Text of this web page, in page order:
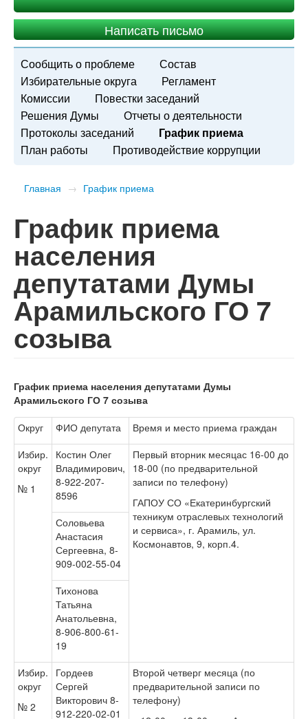
Написать письмо
Сообщить о проблеме
Состав
Избирательные округа
Регламент
Комиссии
Повестки заседаний
Решения Думы
Отчеты о деятельности
Протоколы заседаний
График приема
План работы
Противодействие коррупции
Главная → График приема
График приема
населения
депутатами Думы
Арамильского ГО 7
созыва
График приема населения депутатами Думы
Арамильского ГО 7 созыва
Округ
ФИО депутата
Время и место приема граждан
Избир.
округ
№ 1
Костин Олег
Владимирович,
8-922-207-
8596
Первый вторник месяцас 16-00 до
18-00 (по предварительной
записи по телефону)
ГАПОУ СО «Екатеринбургский
техникум отраслевых технологий
и сервиса», г. Арамиль, ул.
Космонавтов, 9, корп.4.
Соловьева
Анастасия
Сергеевна, 8-
909-002-55-04
Тихонова
Татьяна
Анатольевна,
8-906-800-61-
19
Избир.
округ
№ 2
Гордеев
Сергей
Викторович 8-
912-220-02-01
Второй четверг месяца (по
предварительной записи по
телефону)